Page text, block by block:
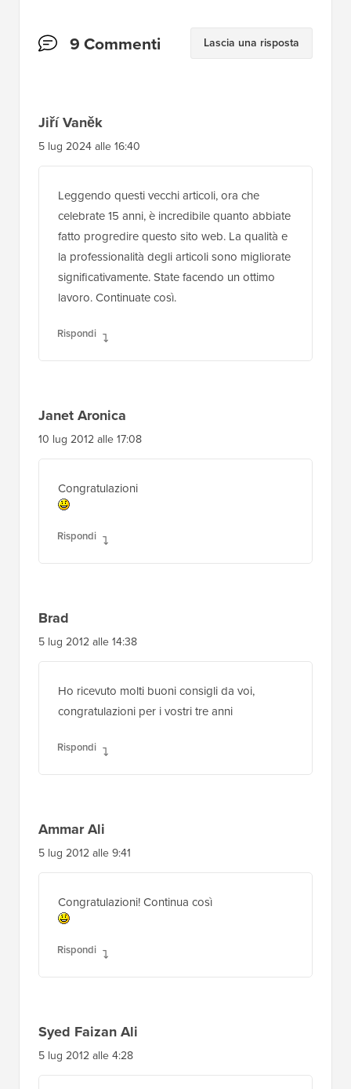
Interazioni
9 Commenti Lascia una risposta
Jiří Vaněk
5 lug 2024 alle 16:40
Leggendo questi vecchi articoli, ora che
celebrate 15 anni, è incredibile quanto abbiate
fatto progredire questo sito web. La qualità e
la professionalità degli articoli sono migliorate
significativamente. State facendo un ottimo
lavoro. Continuate così.
Rispondi
Janet Aronica
10 lug 2012 alle 17:08
Congratulazioni
Rispondi
Brad
5 lug 2012 alle 14:38
Ho ricevuto molti buoni consigli da voi,
congratulazioni per i vostri tre anni
Rispondi
Ammar Ali
5 lug 2012 alle 9:41
Congratulazioni! Continua così
Rispondi
Syed Faizan Ali
5 lug 2012 alle 4:28